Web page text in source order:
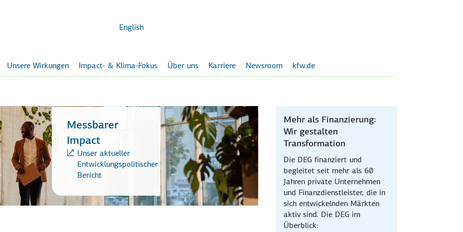
English
Unsere Wirkungen Impact- & Klima-Fokus Über uns Karriere Newsroom kfw.de
Messbarer
Impact
Unser aktueller
Entwicklungspolitischer
Bericht
Mehr als Finanzierung:
Wir gestalten
Transformation
Die DEG finanziert und
begleitet seit mehr als 60
Jahren private Unternehmen
und Finanzdienstleister, die in
sich entwickelnden Märkten
aktiv sind. Die DEG im
Überblick: